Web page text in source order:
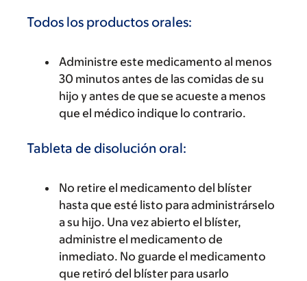
Todos los productos orales:
Administre este medicamento al menos
30 minutos antes de las comidas de su
hijo y antes de que se acueste a menos
que el médico indique lo contrario.
Tableta de disolución oral:
No retire el medicamento del blíster
hasta que esté listo para administrárselo
a su hijo. Una vez abierto el blíster,
administre el medicamento de
inmediato. No guarde el medicamento
que retiró del blíster para usarlo